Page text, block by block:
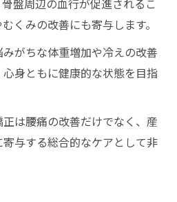
盤周辺の血行が促進されるこ
くみの改善にも寄与します。
がちな体重増加や冷えの改善
身ともに健康的な状態を目指
は腰痛の改善だけでなく、産
与する総合的なケアとして非